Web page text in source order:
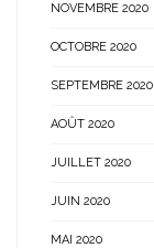
NOVEMBRE 2020
OCTOBRE 2020
SEPTEMBRE 2020
AOÛT 2020
JUILLET 2020
JUIN 2020
MAI 2020